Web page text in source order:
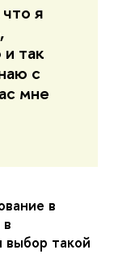
я
так
с
мне
в
выбор такой